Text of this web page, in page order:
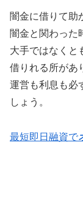
闇金に借りて助
闇金と関わった
大手ではなくと
借りれる所があ
運営も利息も必
しょう。
最短即日融資で